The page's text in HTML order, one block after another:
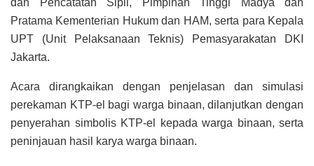
Pratama Kementerian Hukum dan HAM, serta para Kepala
UPT (Unit Pelaksanaan Teknis) Pemasyarakatan DKI
Jakarta.
Acara dirangkaikan dengan penjelasan dan simulasi
perekaman KTP-el bagi warga binaan, dilanjutkan dengan
penyerahan simbolis KTP-el kepada warga binaan, serta
peninjauan hasil karya warga binaan.